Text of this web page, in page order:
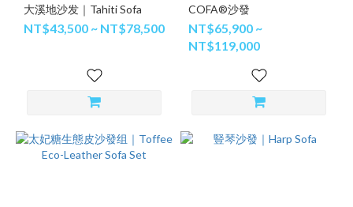
大溪地沙发｜Tahiti Sofa
NT$43,500 ~ NT$78,500
COFA®沙發
NT$65,900 ~
NT$119,000